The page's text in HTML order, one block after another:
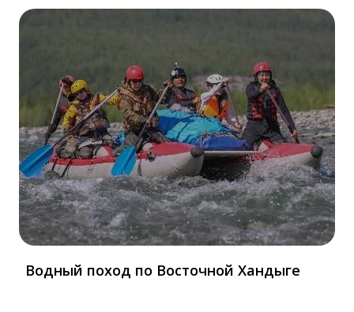
Водный поход по Восточной Хандыге